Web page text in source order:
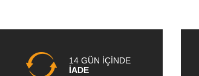
14 GÜN İÇİNDE
İADE